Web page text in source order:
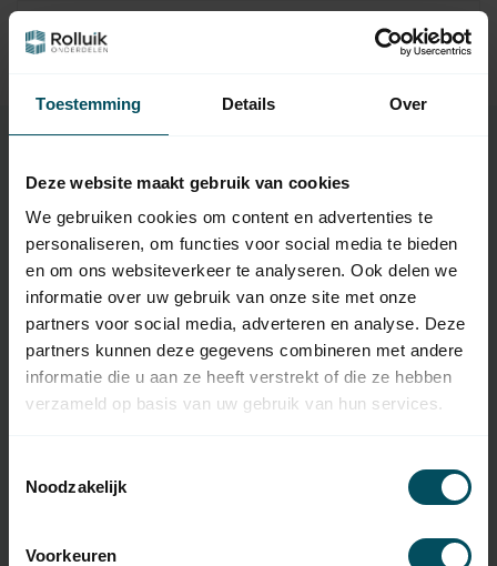
Toestemming Details Over
Deze website maakt gebruik van cookies
We gebruiken cookies om content en advertenties te
personaliseren, om functies voor social media te bieden
en om ons websiteverkeer te analyseren. Ook delen we
informatie over uw gebruik van onze site met onze
partners voor social media, adverteren en analyse. Deze
partners kunnen deze gegevens combineren met andere
informatie die u aan ze heeft verstrekt of die ze hebben
verzameld op basis van uw gebruik van hun services.
Noodzakelijk
Voorkeuren
TypeError: Failed to fetch
https://www.rolluikonderdelen.nl/de/marken/somfy/rollla
Eigenschaften
Artikelnummer: 6080
1003296
Baureihe Motor Somfy Sonesse 30 RTS
Kabel nvt
Maximale Dauer